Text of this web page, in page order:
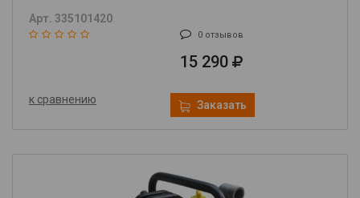
Арт. 335101420
0 отзывов
15 290
к сравнению Заказать